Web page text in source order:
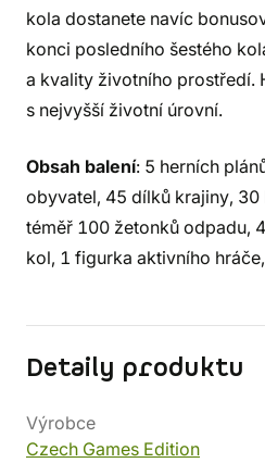
kola dostanete navíc
konci posledního šestého
a kvality životního prostředí.
s nejvyšší životní úrovní.
Obsah balení: 5 herních
obyvatel, 45 dílků krajiny,
téměř 100 žetonků odpadu,
kol, 1 figurka aktivního
Detaily produktu
Výrobce
Czech Games Edition